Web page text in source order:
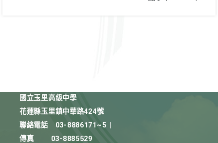
國立玉里高級中學
花蓮縣玉里鎮中華路424號
聯絡電話
03-8886171~5
傳真
03-8885529